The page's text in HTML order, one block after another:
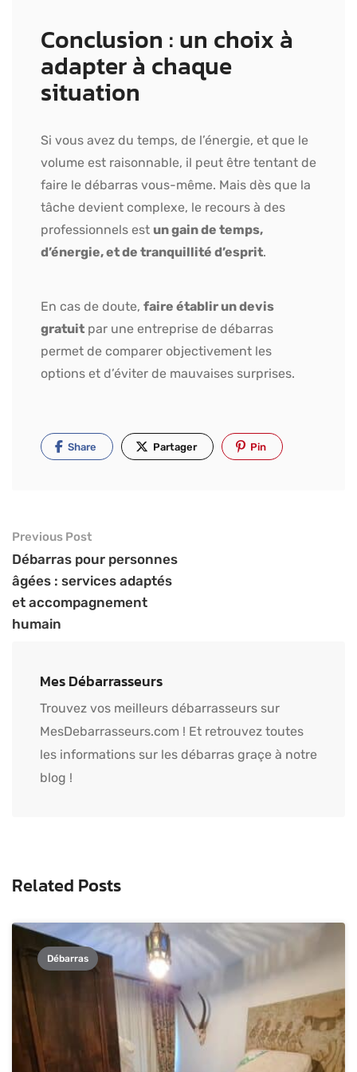
Conclusion : un choix à
adapter à chaque
situation
Si vous avez du temps, de l’énergie, et que le
volume est raisonnable, il peut être tentant de
faire le débarras vous-même. Mais dès que la
tâche devient complexe, le recours à des
professionnels est un gain de temps,
d’énergie, et de tranquillité d’esprit.
En cas de doute, faire établir un devis
gratuit par une entreprise de débarras
permet de comparer objectivement les
options et d’éviter de mauvaises surprises.
Share Partager Pin
Previous Post
Débarras pour personnes
âgées : services adaptés
et accompagnement
humain
Mes Débarrasseurs
Trouvez vos meilleurs débarrasseurs sur
MesDebarrasseurs.com ! Et retrouvez toutes
les informations sur les débarras graçe à notre
blog !
Related Posts
Débarras